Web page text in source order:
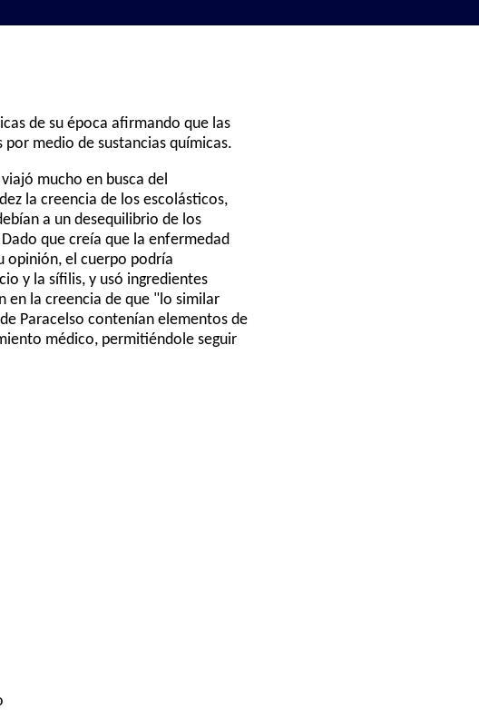
de su época afirmando que las
medio de sustancias químicas.
mucho en busca del
la creencia de los escolásticos,
a un desequilibrio de los
que creía que la enfermedad
opinión, el cuerpo podría
y la sífilis, y usó ingredientes
en la creencia de que "lo similar
Paracelso contenían elementos de
médico, permitiéndole seguir